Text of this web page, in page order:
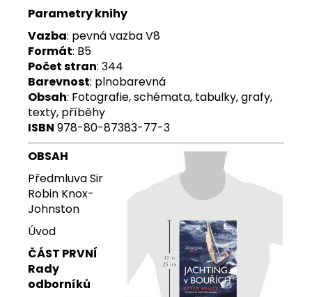
Parametry knihy
Vazba: pevná vazba V8
Formát: B5
Počet stran: 344
Barevnost: plnobarevná
Obsah: Fotografie, schémata, tabulky, grafy,
texty, příběhy
ISBN 978-80-87383-77-3
OBSAH
Předmluva Sir
Robin Knox-
Johnston
Úvod
ČÁST PRVNÍ
Rady
odborníků